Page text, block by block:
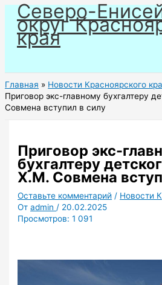
Перейти
содержимому
Северо-
округ
края
Главная
Новости Красноярского
Приговор экс-главному бухгалтеру
Совмена вступил в силу
Приговор экс-
бухгалтеру
Х.М. Совмена
Оставьте комментарий / Новости
Отadmin / 20.02.2025
Просмотров: 1 091